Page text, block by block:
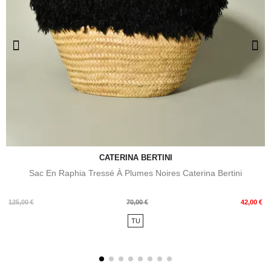
CATERINA BERTINI
Sac En Raphia Tressé À Plumes Noires Caterina Bertini
125,00 €
Prix
70,00 € 42,00 €
Prix
TU